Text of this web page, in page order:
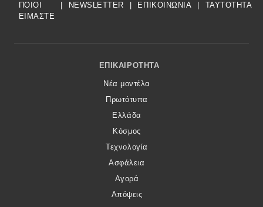
ΠΟΙΟΙ
ΕΙΜΑΣΤΕ
NEWSLETTER ΕΠΙΚΟΙΝΩΝΙΑ TAYTOTHTA
Footer Menu
ΕΠΙΚΑΙΡΌΤΗΤΑ
Νέα μοντέλα
Πρωτότυπα
Ελλάδα
Κόσμος
Τεχνολογία
Ασφάλεια
Αγορά
Απόψεις